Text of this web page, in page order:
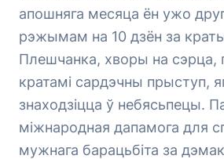
апошняга месяца ён ужо
рэжымам на 10 дзён за
Плешчанка, хворы на сэрца,
кратамі сардэчны прыступ,
знаходзіцца ў небясьпецы.
міжнародная дапамога для
мужнага барацьбіта за